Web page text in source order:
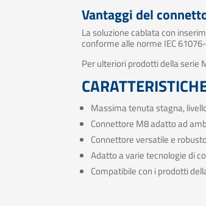
Vantaggi del
La soluzione cablata con
conforme alle norme IEC
Per ulteriori prodotti della serie
Massima tenuta stagna,
Connettore M8 adatto ad
Connettore versatile e
Adatto a varie tecnologie di
Compatibile con i prodotti